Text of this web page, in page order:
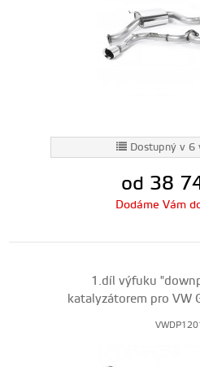
Dostupný v 6
od 38
Dodáme Vám
1.díl výfuku
katalyzátorem pro VW